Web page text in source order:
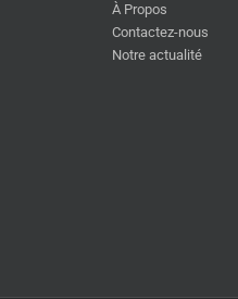
À Propos
Contactez-nous
Notre actualité